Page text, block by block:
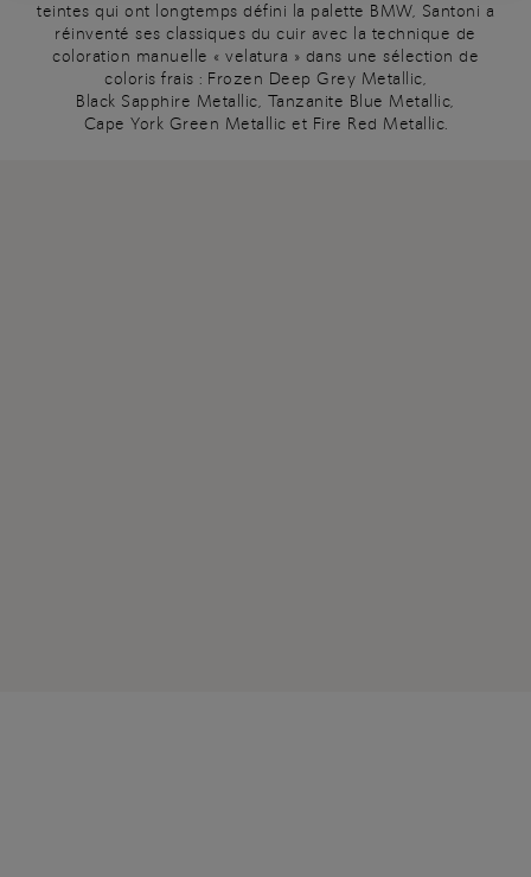
teintes qui ont longtemps défini la palette BMW, Santoni a
réinventé ses classiques du cuir avec la technique de
coloration manuelle « velatura » dans une sélection de
coloris frais : Frozen Deep Grey Metallic,
Black Sapphire Metallic, Tanzanite Blue Metallic,
Cape York Green Metallic et Fire Red Metallic.